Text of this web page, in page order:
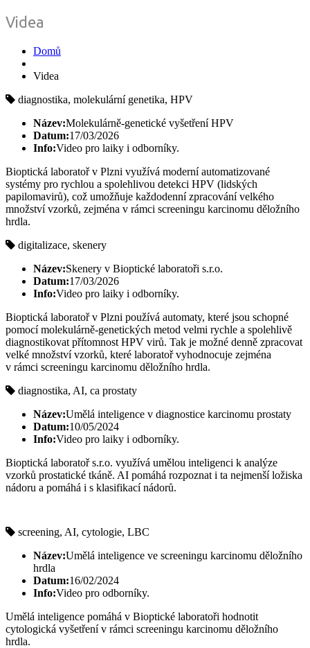
Videa
Domů
Videa
diagnostika, molekulární genetika, HPV
Název:Molekulárně-genetické vyšetření HPV
Datum:17/03/2026
Info:Video pro laiky i odborníky.
Bioptická laboratoř v Plzni využívá moderní automatizované
systémy pro rychlou a spolehlivou detekci HPV (lidských
papilomavirů), což umožňuje každodenní zpracování velkého
množství vzorků, zejména v rámci screeningu karcinomu děložního
hrdla.
digitalizace, skenery
Název:Skenery v Bioptické laboratoři s.r.o.
Datum:17/03/2026
Info:Video pro laiky i odborníky.
Bioptická laboratoř v Plzni používá automaty, které jsou schopné
pomocí molekulárně-genetických metod velmi rychle a spolehlivě
diagnostikovat přítomnost HPV virů. Tak je možné denně zpracovat
velké množství vzorků, které laboratoř vyhodnocuje zejména
v rámci screeningu karcinomu děložního hrdla.
diagnostika, AI, ca prostaty
Název:Umělá inteligence v diagnostice karcinomu prostaty
Datum:10/05/2024
Info:Video pro laiky i odborníky.
Bioptická laboratoř s.r.o. využívá umělou inteligenci k analýze
vzorků prostatické tkáně. AI pomáhá rozpoznat i ta nejmenší ložiska
nádoru a pomáhá i s klasifikací nádorů.
screening, AI, cytologie, LBC
Název:Umělá inteligence ve screeningu karcinomu děložního
hrdla
Datum:16/02/2024
Info:Video pro odborníky.
Umělá inteligence pomáhá v Bioptické laboratoři hodnotit
cytologická vyšetření v rámci screeningu karcinomu děložního
hrdla.